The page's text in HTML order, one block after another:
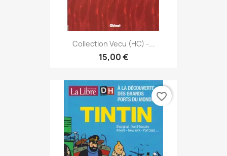
Collection Vecu (HC) -...
15,00 €
favorite_border